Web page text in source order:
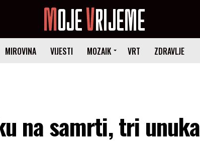
MIROVINA VIJESTI MOZAIK VRT ZDRAVLJE
na samrti, tri unuka